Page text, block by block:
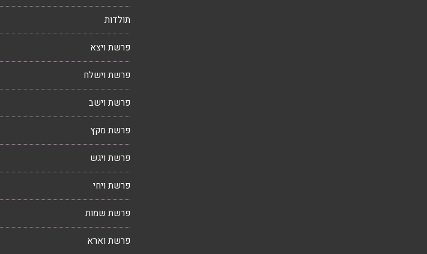
תולדות
פרשת ויצא
פרשת וישלח
פרשת וישב
פרשת מקץ
פרשת ויגש
פרשת ויחי
פרשת שמות
פרשת וארא